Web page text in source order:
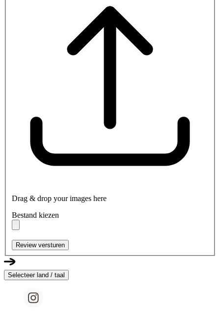
Drag & drop your images here
Bestand kiezen
Review versturen
Selecteer land / taal